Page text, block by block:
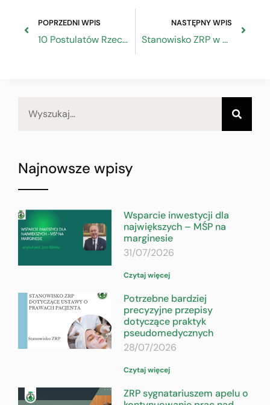
POPRZEDNI WPIS
10 Postulatów Rzecznika MŚP
NASTĘPNY WPIS
Stanowisko ZRP w sprawie standardu rachunku kosztów u świadczeniodawców
Najnowsze wpisy
Wsparcie inwestycji dla
największych – MŚP na
marginesie
31/07/2026
Czytaj więcej
Potrzebne bardziej
precyzyjne przepisy
dotyczące praktyk
pseudomedycznych
28/07/2026
Czytaj więcej
ZRP sygnatariuszem apelu o